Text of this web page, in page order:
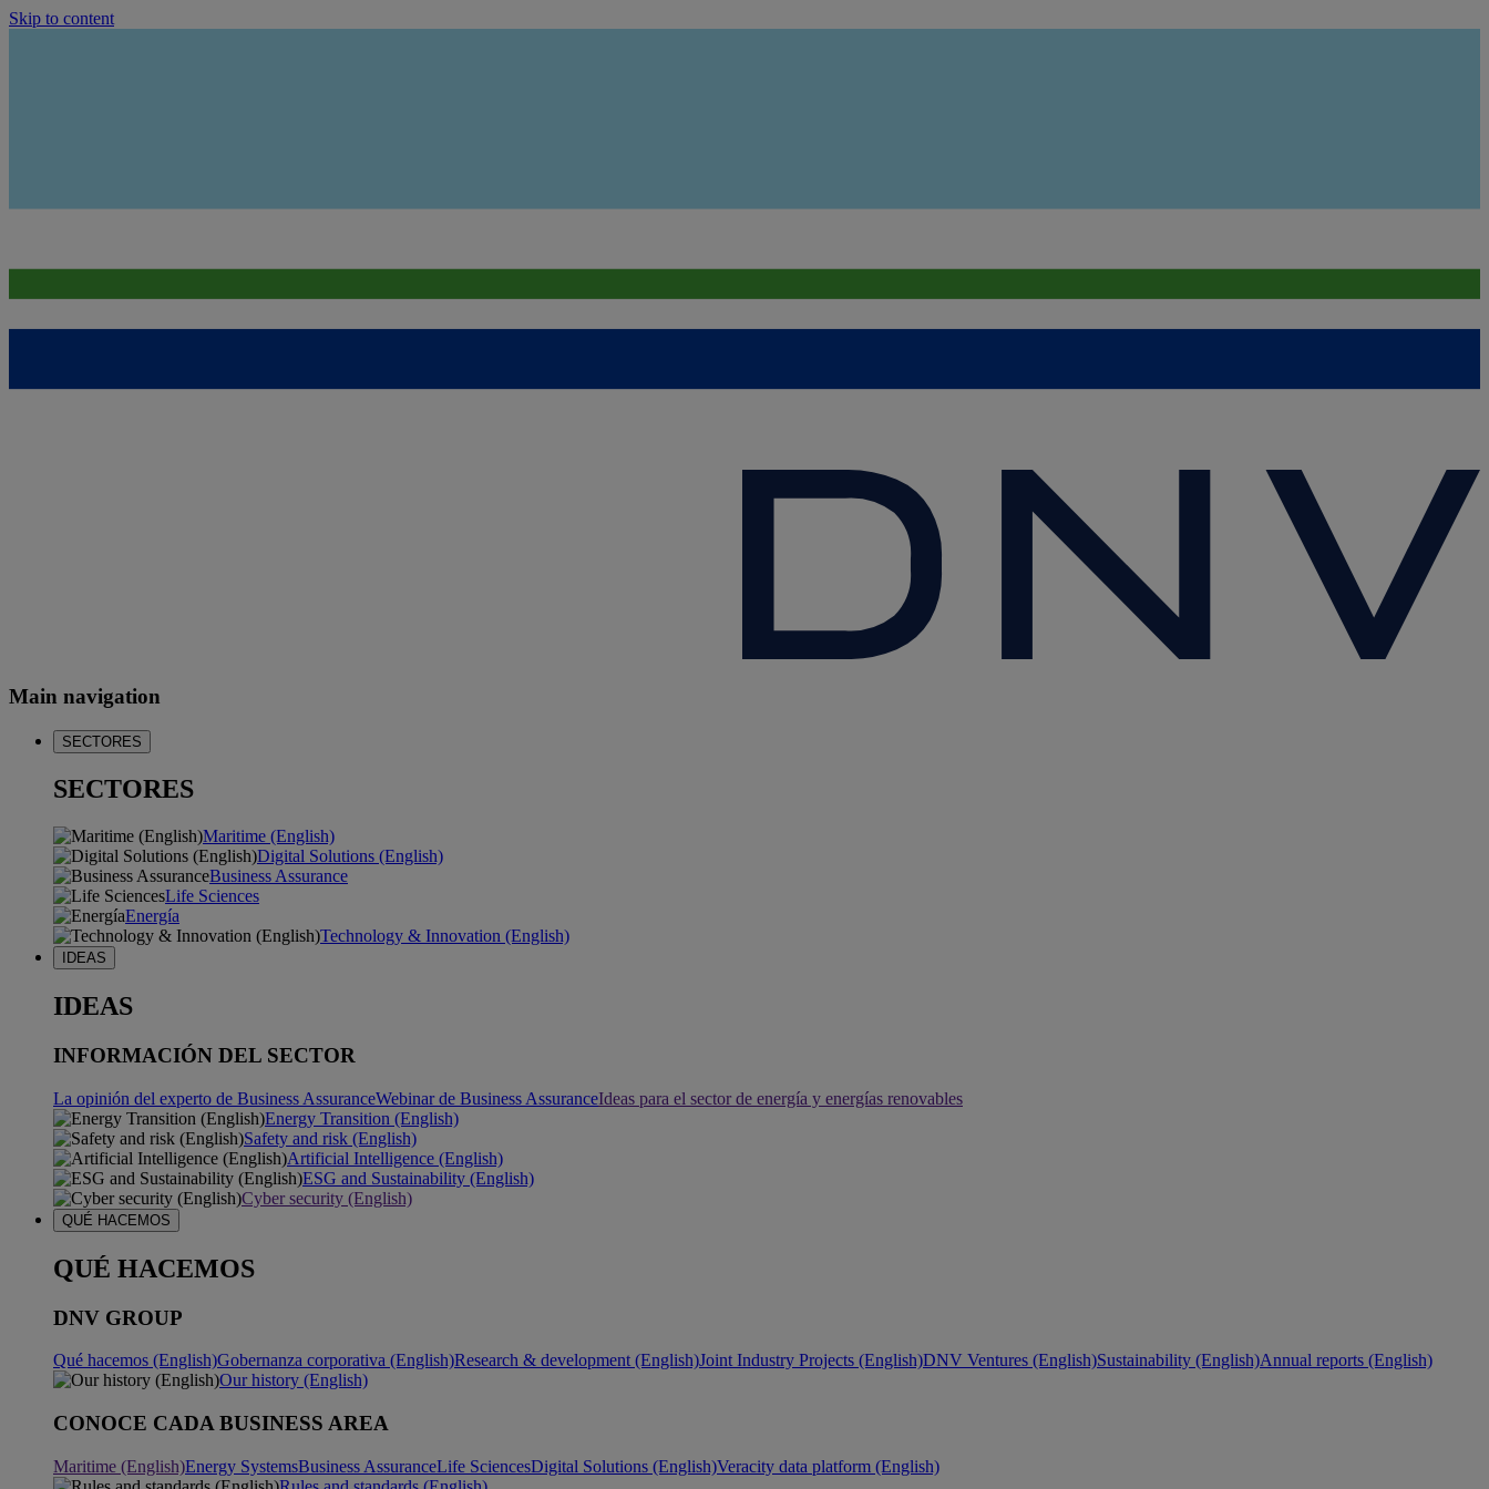
Skip to content
Main navigation
SECTORES
SECTORES
Maritime (English)
Digital Solutions (English)
Business Assurance
Life Sciences
Energía
Technology & Innovation (English)
IDEAS
IDEAS
INFORMACIÓN DEL SECTOR
La opinión del experto de Business AssuranceWebinar de Business AssuranceIdeas para el sector de energía y energías renovables
Energy Transition (English)
Safety and risk (English)
Artificial Intelligence (English)
ESG and Sustainability (English)
Cyber security (English)
QUÉ HACEMOS
QUÉ HACEMOS
DNV GROUP
Qué hacemos (English)Gobernanza corporativa (English)Research & development (English)Joint Industry Projects (English)DNV Ventures (English)Sustainability (English)Annual reports (English)
Our history (English)
CONOCE CADA BUSINESS AREA
Maritime (English)Energy SystemsBusiness AssuranceLife SciencesDigital Solutions (English)Veracity data platform (English)